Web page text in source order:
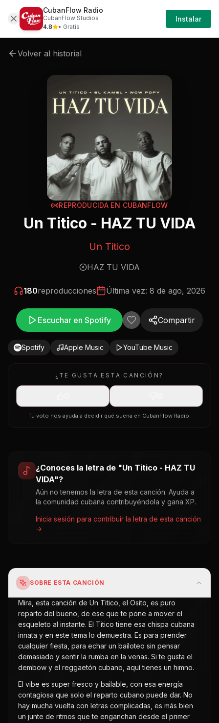
Cancion Un-titico-un-titico-haz-tu-vida
Iniciar
Sesión
Volver al historial
REPRODUCIDA EN CUBANFLOW
Un Titico - HAZ TU VIDA
Un Titico
HAZ TU VIDA
180reproducciones Última vez: 8 de ago, 2026
Escuchar en Spotify Compartir
Spotify Apple Music YouTube Music
¿TE GUSTA ESTA CANCIÓN?
Tu voto nos ayuda a decidir qué suena en CubanFlow Radio.
¿Conoces la letra de "Un Titico - HAZ TU
VIDA"?
Aún no tenemos la letra de esta canción. Ayuda a
la comunidad cubana contribuyéndola y gana XP.
Inicia sesión para contribuir la letra de esta canción
→
SOBRE ESTA CANCIÓN
Mira, esta canción de Un Titico, el Osito, es puro
reparto del bueno, de ese que te pone a mover el
esqueleto al instante. El Titico tiene esa chispa cubana
innata y en este tema lo demuestra. Es para prender
cualquier fiesta, para echar un bailoteo sin pensar
demasiado y sentir la rumba en la venas. Si te gusta el
dembow y el reggaetón cubano, aquí tienes un himno.
El vibe es super fresco y bailable, con esa energía
contagiosa que solo el reparto cubano puede dar. No
hay mucha vuelta con letras complicadas, es más bien
un junte de ritmos que te enganchan desde el primer
CubanFlow Radio
CubanFlow Studios
4.8
• Gratis
Instalar